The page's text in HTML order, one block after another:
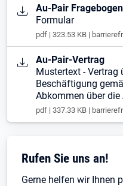
Öffnet in neuem Tab
Au-Pair
Formular
pdf | 323.53 KB |
Öffnet in neuem Tab
Au-Pair-Vertrag
Mustertext - Vertrag
Beschäftigung
Abkommen über
pdf | 337.33 KB |
Rufen Sie uns an!
Gerne helfen wir Ihnen